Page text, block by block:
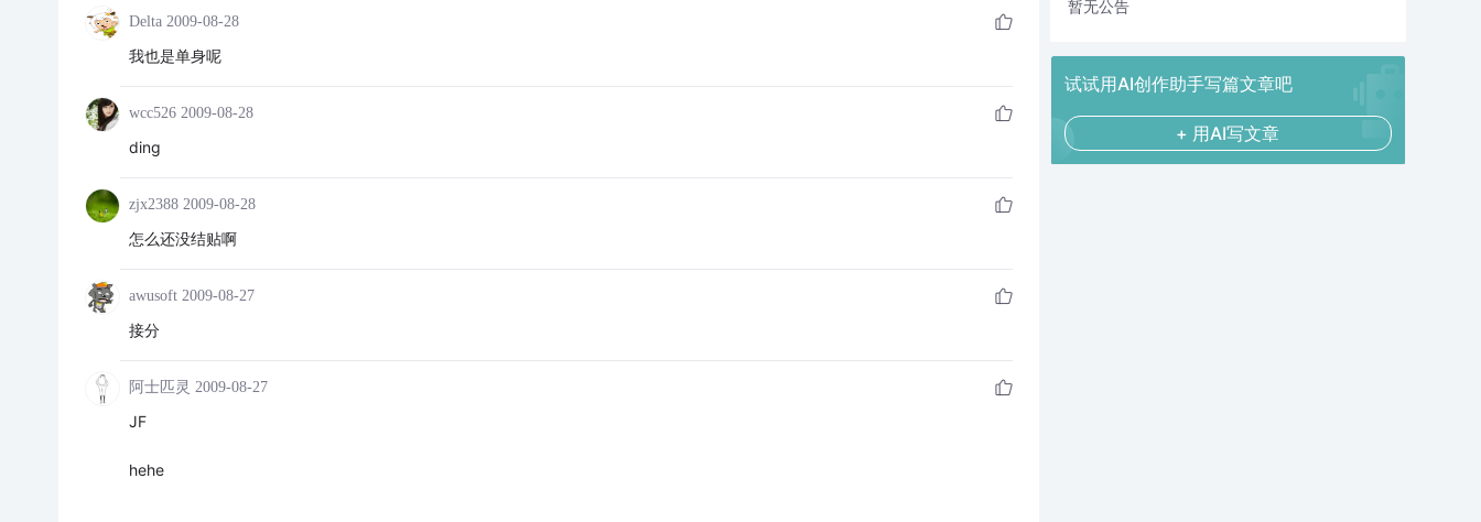
Delta 2009-08-28
我也是单身呢
wcc526 2009-08-28
ding
zjx2388 2009-08-28
怎么还没结贴啊
awusoft 2009-08-27
接分
阿士匹灵 2009-08-27
JF
hehe
暂无公告
试试用AI创作助手写篇文章吧
+ 用AI写文章